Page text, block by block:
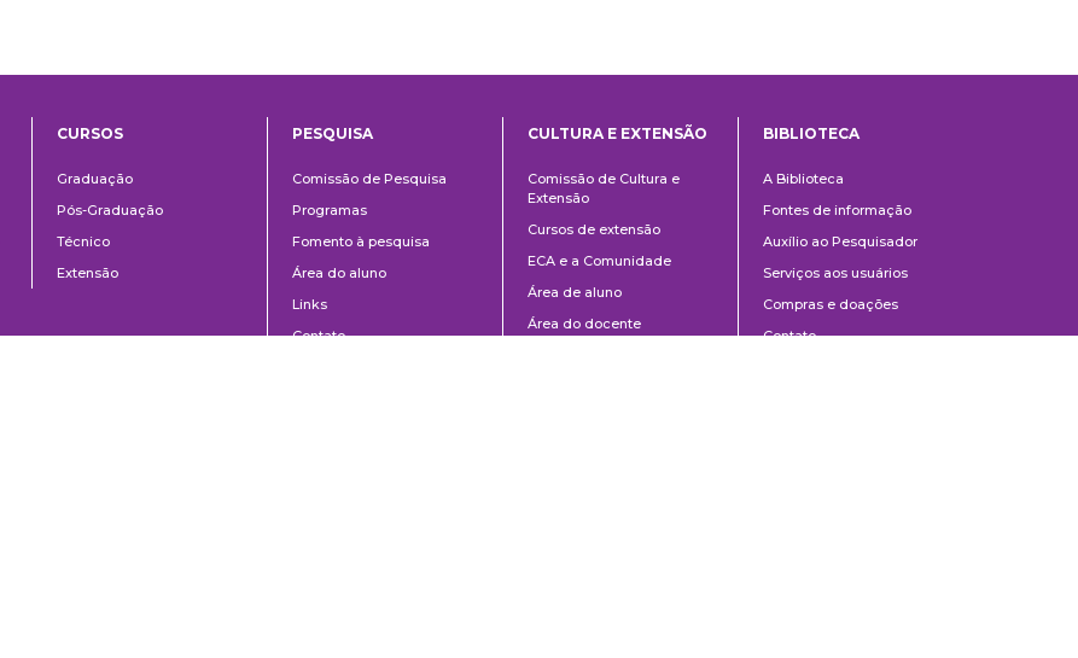
CURSOS
Graduação
Pós-Graduação
Técnico
Extensão
PESQUISA
Comissão de Pesquisa
Programas
Fomento à pesquisa
Área do aluno
Links
Contato
e
Extensão
CULTURA E EXTENSÃO
Comissão de Cultura e
Extensão
Cursos de extensão
ECA e a Comunidade
Área de aluno
Área do docente
BIBLIOTECA
A Biblioteca
Fontes de informação
Auxílio ao Pesquisador
Serviços aos usuários
Compras e doações
Contato